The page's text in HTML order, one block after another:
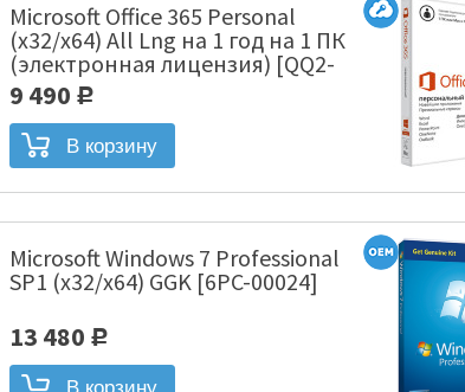
Microsoft Office 365 Personal
(x32/x64) All Lng на 1 год на 1 ПК
(электронная лицензия) [QQ2-
00004]
9 490 Р
Microsoft Windows 7 Professional
SP1 (x32/x64) GGK [6PC-00024]
13 480 Р